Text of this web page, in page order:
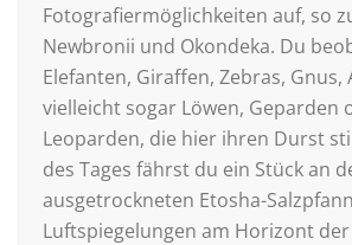
Fotografiermöglichkeiten auf, so
Newbronii und Okondeka. Du
Elefanten, Giraffen, Zebras,
vielleicht sogar Löwen, Geparden
Leoparden, die hier ihren Durst
des Tages fährst du ein Stück an
ausgetrockneten Etosha-
Luftspiegelungen am Horizont